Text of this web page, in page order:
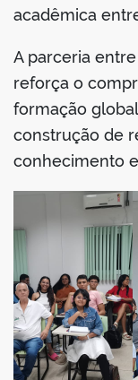
acadêmica
A parceria
reforça o
formação
construção de
conhecimento